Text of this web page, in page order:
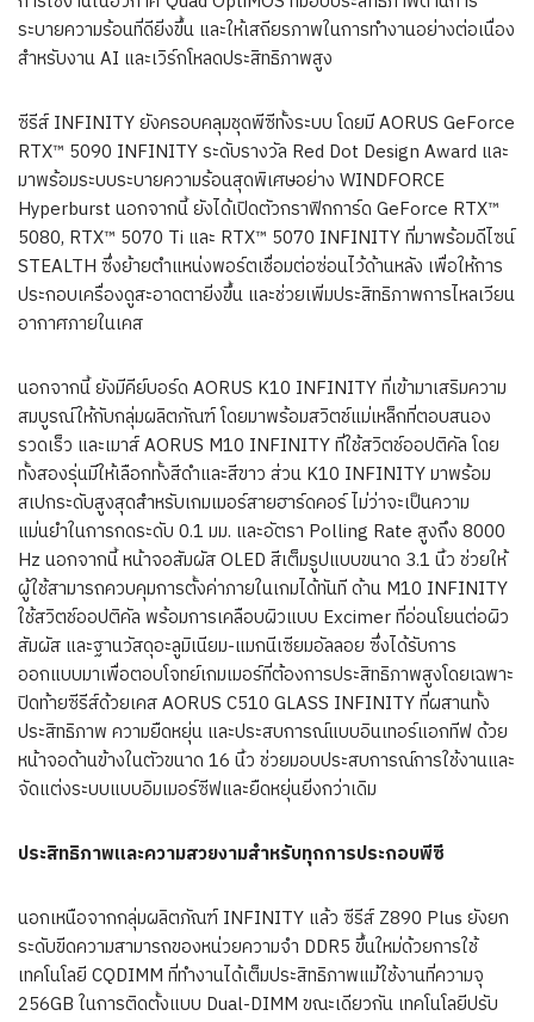
ระบายความร้อนที่ดียิ่งขึ้น และให้เสถียรภาพในการทำงานอย่างต่อเนื่อง
สำหรับงาน AI และเวิร์กโหลดประสิทธิภาพสูง
ซีรีส์ INFINITY ยังครอบคลุมชุดพีซีทั้งระบบ โดยมี AORUS GeForce
RTX™ 5090 INFINITY ระดับรางวัล Red Dot Design Award และ
มาพร้อมระบบระบายความร้อนสุดพิเศษอย่าง WINDFORCE
Hyperburst นอกจากนี้ ยังได้เปิดตัวกราฟิกการ์ด GeForce RTX™
5080, RTX™ 5070 Ti และ RTX™ 5070 INFINITY ที่มาพร้อมดีไซน์
STEALTH ซึ่งย้ายตำแหน่งพอร์ตเชื่อมต่อซ่อนไว้ด้านหลัง เพื่อให้การ
ประกอบเครื่องดูสะอาดตายิ่งขึ้น และช่วยเพิ่มประสิทธิภาพการไหลเวียน
อากาศภายในเคส
นอกจากนี้ ยังมีคีย์บอร์ด AORUS K10 INFINITY ที่เข้ามาเสริมความ
สมบูรณ์ให้กับกลุ่มผลิตภัณฑ์ โดยมาพร้อมสวิตช์แม่เหล็กที่ตอบสนอง
รวดเร็ว และเมาส์ AORUS M10 INFINITY ที่ใช้สวิตช์ออปติคัล โดย
ทั้งสองรุ่นมีให้เลือกทั้งสีดำและสีขาว ส่วน K10 INFINITY มาพร้อม
สเปกระดับสูงสุดสำหรับเกมเมอร์สายฮาร์ดคอร์ ไม่ว่าจะเป็นความ
แม่นยำในการกดระดับ 0.1 มม. และอัตรา Polling Rate สูงถึง 8000
Hz นอกจากนี้ หน้าจอสัมผัส OLED สีเต็มรูปแบบขนาด 3.1 นิ้ว ช่วยให้
ผู้ใช้สามารถควบคุมการตั้งค่าภายในเกมได้ทันที ด้าน M10 INFINITY
ใช้สวิตช์ออปติคัล พร้อมการเคลือบผิวแบบ Excimer ที่อ่อนโยนต่อผิว
สัมผัส และฐานวัสดุอะลูมิเนียม-แมกนีเซียมอัลลอย ซึ่งได้รับการ
ออกแบบมาเพื่อตอบโจทย์เกมเมอร์ที่ต้องการประสิทธิภาพสูงโดยเฉพาะ
ปิดท้ายซีรีส์ด้วยเคส AORUS C510 GLASS INFINITY ที่ผสานทั้ง
ประสิทธิภาพ ความยืดหยุ่น และประสบการณ์แบบอินเทอร์แอกทีฟ ด้วย
หน้าจอด้านข้างในตัวขนาด 16 นิ้ว ช่วยมอบประสบการณ์การใช้งานและ
จัดแต่งระบบแบบอิมเมอร์ซีฟและยืดหยุ่นยิ่งกว่าเดิม
ประสิทธิภาพและความสวยงามสำหรับทุกการประกอบพีซี
นอกเหนือจากกลุ่มผลิตภัณฑ์ INFINITY แล้ว ซีรีส์ Z890 Plus ยังยก
ระดับขีดความสามารถของหน่วยความจำ DDR5 ขึ้นใหม่ด้วยการใช้
เทคโนโลยี CQDIMM ที่ทำงานได้เต็มประสิทธิภาพแม้ใช้งานที่ความจุ
256GB ในการติดตั้งแบบ Dual-DIMM ขณะเดียวกัน เทคโนโลยีปรับ